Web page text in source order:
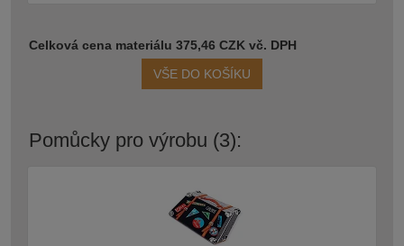
Celková cena materiálu 375,46 CZK vč. DPH
VŠE DO KOŠÍKU
Pomůcky pro výrobu (3):